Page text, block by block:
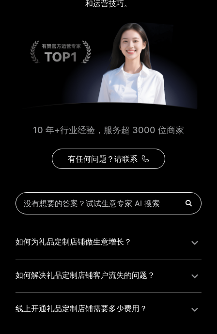
和运营技巧。
10 年+行业经验，服务超 3000 位商家
有任何问题？请联系
如何为礼品定制店铺做生意增长？
为礼品定制店铺实现持续生意增长，您可以通过有赞新
零售的一体化解决方案，整合线上线下资源，实现商品
定制店铺的运营效率，促进业务增长。
如何解决礼品定制店铺客户流失的问题？
礼品定制店铺精细化运营，有赞私域运营助您轻松解决
客户流失问题，通过有赞微商城、有赞小程序商城搭建
升复购率，实现业绩增长！
线上开通礼品定制店铺需要多少费用？
选择有赞新零售，您可以开通礼品定制店铺，快速搭建